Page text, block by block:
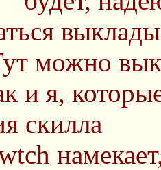
можно
и я,
скилла